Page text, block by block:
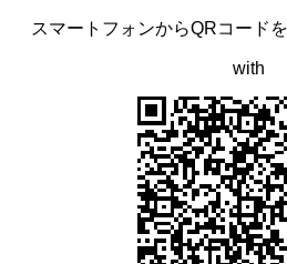
スマートフォンからQRコード
with